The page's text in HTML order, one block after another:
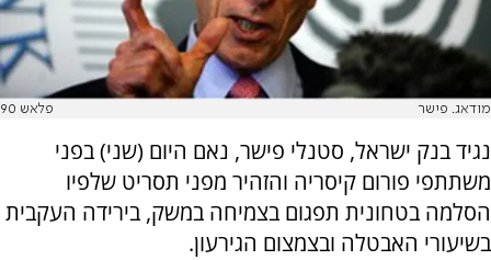
מודאג. פישר פלאש 90
נגיד בנק ישראל, סטנלי פישר, נאם היום (שני) בפני
משתתפי פורום קיסריה והזהיר מפני תסריט שלפיו
הסלמה בטחונית תפגום בצמיחה במשק, בירידה העקבית
בשיעורי האבטלה ובצמצום הגירעון.